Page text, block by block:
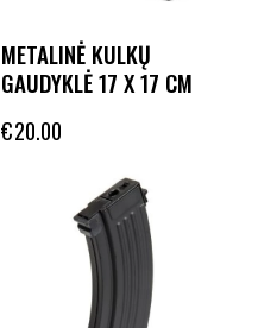
METALINĖ KULKŲ
GAUDYKLĖ 17 X 17 CM
€20.00